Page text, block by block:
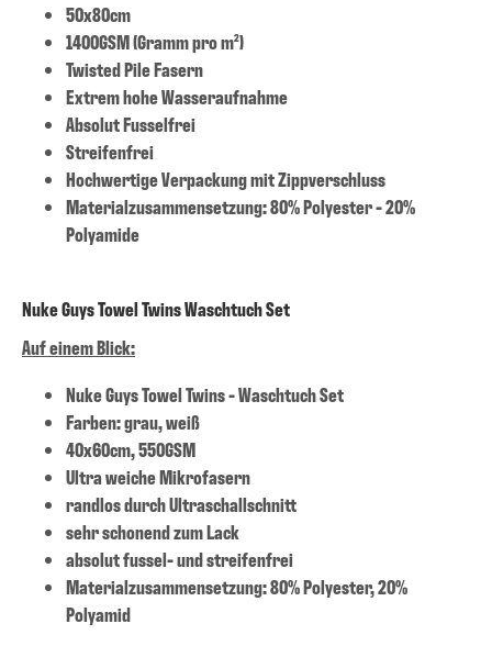
50x80cm
1400GSM (Gramm pro m²)
Twisted Pile Fasern
Extrem hohe Wasseraufnahme
Absolut Fusselfrei
Streifenfrei
Hochwertige Verpackung mit Zippverschluss
Materialzusammensetzung: 80% Polyester - 20%
Polyamide
Nuke Guys Towel Twins Waschtuch Set
Auf einem Blick:
Nuke Guys Towel Twins - Waschtuch Set
Farben: grau, weiß
40x60cm, 550GSM
Ultra weiche Mikrofasern
randlos durch Ultraschallschnitt
sehr schonend zum Lack
absolut fussel- und streifenfrei
Materialzusammensetzung: 80% Polyester, 20%
Polyamid